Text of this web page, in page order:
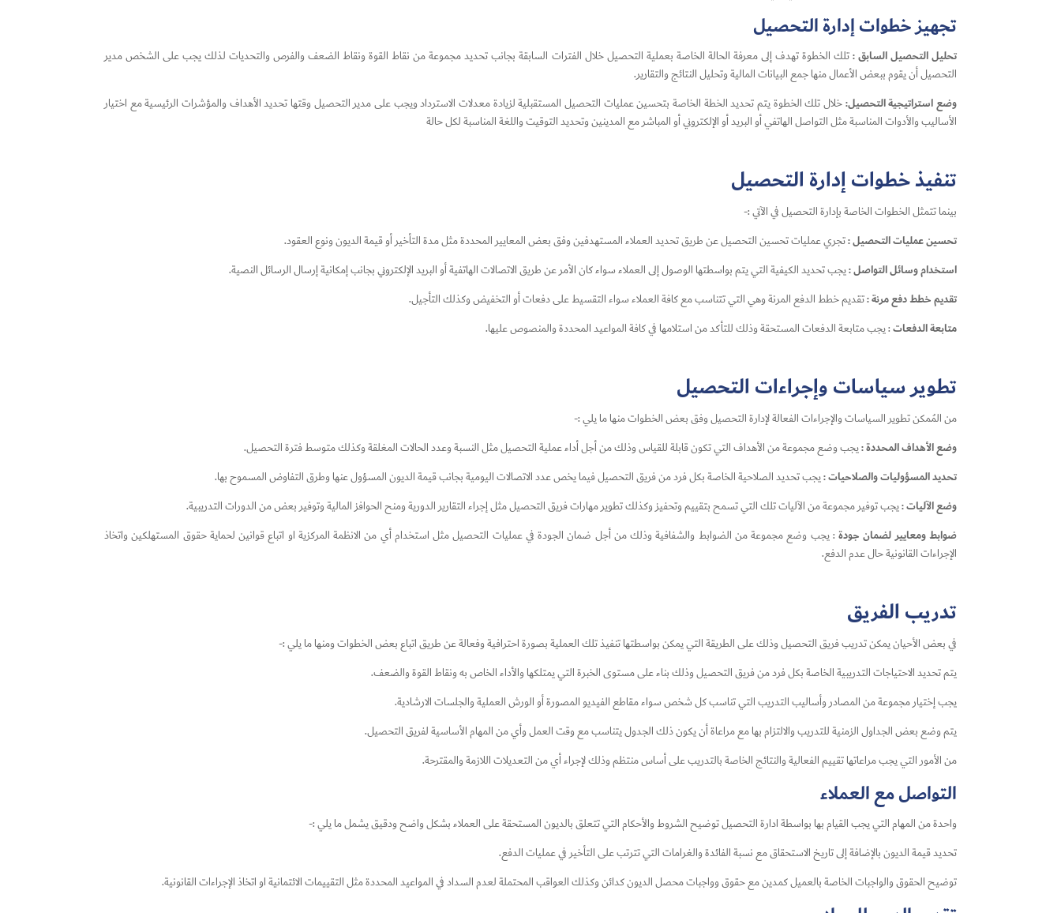
تجهيز خطوات إدارة التحصيل
تحليل التحصيل السابق :تلك الخطوة تهدف إلى معرفة الحالة الخاصة بعملية التحصيل خلال الفترات السابقة بجانب تحديد مجموعة من نقاط القوة ونقاط الضعف والفرص والتحديات لذلك يجب على الشخص مدير
التحصيل أن يقوم ببعض الأعمال منها جمع البيانات المالية وتحليل النتائج والتقارير.
وضع استراتيجية التحصيل:خلال تلك الخطوة يتم تحديد الخطة الخاصة بتحسين عمليات التحصيل المستقبلية لزيادة معدلات الاسترداد ويجب على مدير التحصيل وقتها تحديد الأهداف والمؤشرات الرئيسية مع اختيار
الأساليب والأدوات المناسبة مثل التواصل الهاتفي أو البريد أو الإلكتروني أو المباشر مع المدينين وتحديد التوقيت واللغة المناسبة لكل حالة
تنفيذ خطوات إدارة التحصيل
بينما تتمثل الخطوات الخاصة بإدارة التحصيل في الآتي :-
تحسين عمليات التحصيل :تجري عمليات تحسين التحصيل عن طريق تحديد العملاء المستهدفين وفق بعض المعايير المحددة مثل مدة التأخير أو قيمة الديون ونوع العقود.
استخدام وسائل التواصل :يجب تحديد الكيفية التي يتم بواسطتها الوصول إلى العملاء سواء كان الأمر عن طريق الاتصالات الهاتفية أو البريد الإلكتروني بجانب إمكانية إرسال الرسائل النصية.
تقديم خطط دفع مرنة :تقديم خطط الدفع المرنة وهي التي تتناسب مع كافة العملاء سواء التقسيط على دفعات أو التخفيض وكذلك التأجيل.
متابعة الدفعات: يجب متابعة الدفعات المستحقة وذلك للتأكد من استلامها في كافة المواعيد المحددة والمنصوص عليها.
تطوير سياسات وإجراءات التحصيل
من المُمكن تطوير السياسات والإجراءات الفعالة لإدارة التحصيل وفق بعض الخطوات منها ما يلي :-
وضع الأهداف المحددة :يجب وضع مجموعة من الأهداف التي تكون قابلة للقياس وذلك من أجل أداء عملية التحصيل مثل النسبة وعدد الحالات المغلقة وكذلك متوسط فترة التحصيل.
تحديد المسؤوليات والصلاحيات :يجب تحديد الصلاحية الخاصة بكل فرد من فريق التحصيل فيما يخص عدد الاتصالات اليومية بجانب قيمة الديون المسؤول عنها وطرق التفاوض المسموح بها.
وضع الآليات :يجب توفير مجموعة من الآليات تلك التي تسمح بتقييم وتحفيز وكذلك تطوير مهارات فريق التحصيل مثل إجراء التقارير الدورية ومنح الحوافز المالية وتوفير بعض من الدورات التدريبية.
ضوابط ومعايير لضمان جودة: يجب وضع مجموعة من الضوابط والشفافية وذلك من أجل ضمان الجودة في عمليات التحصيل مثل استخدام أي من الانظمة المركزية او اتباع قوانين لحماية حقوق المستهلكين واتخاذ
الإجراءات القانونية حال عدم الدفع.
تدريب الفريق
في بعض الأحيان يمكن تدريب فريق التحصيل وذلك على الطريقة التي يمكن بواسطتها تنفيذ تلك العملية بصورة احترافية وفعالة عن طريق اتباع بعض الخطوات ومنها ما يلي :-
يتم تحديد الاحتياجات التدريبية الخاصة بكل فرد من فريق التحصيل وذلك بناء على مستوى الخبرة التي يمتلكها والأداء الخاص به ونقاط القوة والضعف.
يجب إختيار مجموعة من المصادر وأساليب التدريب التي تناسب كل شخص سواء مقاطع الفيديو المصورة أو الورش العملية والجلسات الارشادية.
يتم وضع بعض الجداول الزمنية للتدريب والالتزام بها مع مراعاة أن يكون ذلك الجدول يتناسب مع وقت العمل وأي من المهام الأساسية لفريق التحصيل.
من الأمور التي يجب مراعاتها تقييم الفعالية والنتائج الخاصة بالتدريب على أساس منتظم وذلك لإجراء أي من التعديلات اللازمة والمقترحة.
التواصل مع العملاء
واحدة من المهام التي يجب القيام بها بواسطة ادارة التحصيل توضيح الشروط والأحكام التي تتعلق بالديون المستحقة على العملاء بشكل واضح ودقيق يشمل ما يلي :-
تحديد قيمة الديون بالإضافة إلى تاريخ الاستحقاق مع نسبة الفائدة والغرامات التي تترتب على التأخير في عمليات الدفع.
توضيح الحقوق والواجبات الخاصة بالعميل كمدين مع حقوق وواجبات محصل الديون كدائن وكذلك العواقب المحتملة لعدم السداد في المواعيد المحددة مثل التقييمات الائتمانية او اتخاذ الإجراءات القانونية.